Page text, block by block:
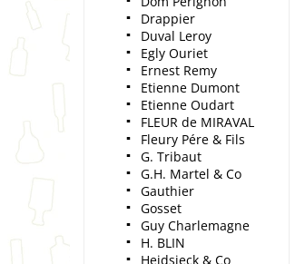
Drappier
Duval Leroy
Egly Ouriet
Ernest Remy
Etienne Dumont
Etienne Oudart
FLEUR de MIRAVAL
Fleury Pére & Fils
G. Tribaut
G.H. Martel & Co
Gauthier
Gosset
Guy Charlemagne
H. BLIN
Heidsieck & Co